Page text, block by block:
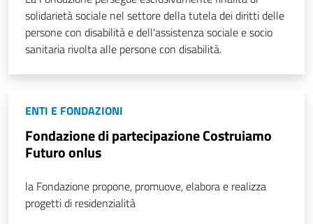
solidarietà sociale nel settore della tutela dei diritti delle
persone con disabilità e dell'assistenza sociale e socio
sanitaria rivolta alle persone con disabilità.
ENTI E FONDAZIONI
Fondazione di partecipazione Costruiamo
Futuro onlus
la Fondazione propone, promuove, elabora e realizza
progetti di residenzialità